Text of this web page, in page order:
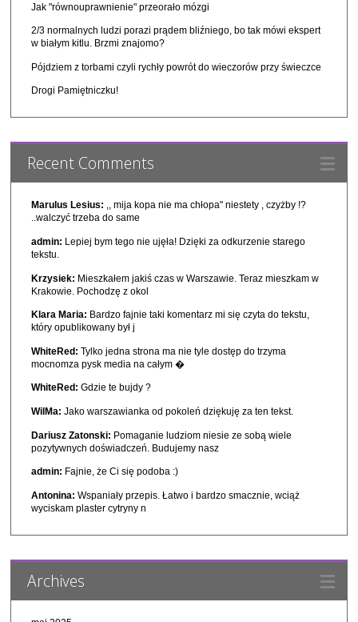
Jak "równouprawnienie" przeorało mózgi
2/3 normalnych ludzi porazi prądem bliźniego, bo tak mówi ekspert
w białym kitlu. Brzmi znajomo?
Pójdziem z torbami czyli rychły powrót do wieczorów przy świeczce
Drogi Pamiętniczku!
Recent Comments
Marulus Lesius: ,, mija kopa nie ma chłopa" niestety , czyżby !?
..walczyć trzeba do same
admin: Lepiej bym tego nie ujęła! Dzięki za odkurzenie starego
tekstu.
Krzysiek: Mieszkałem jakiś czas w Warszawie. Teraz mieszkam w
Krakowie. Pochodzę z okol
Klara Maria: Bardzo fajnie taki komentarz mi się czyta do tekstu,
który opublikowany był j
WhiteRed: Tylko jedna strona ma nie tyle dostęp do trzyma
mocnomza pysk media na całym �
WhiteRed: Gdzie te bujdy ?
WilMa: Jako warszawianka od pokoleń dziękuję za ten tekst.
Dariusz Zatonski: Pomaganie ludziom niesie ze sobą wiele
pozytywnych doświadczeń. Budujemy nasz
admin: Fajnie, że Ci się podoba :)
Antonina: Wspaniały przepis. Łatwo i bardzo smacznie, wciąż
wyciskam plaster cytryny n
Archives